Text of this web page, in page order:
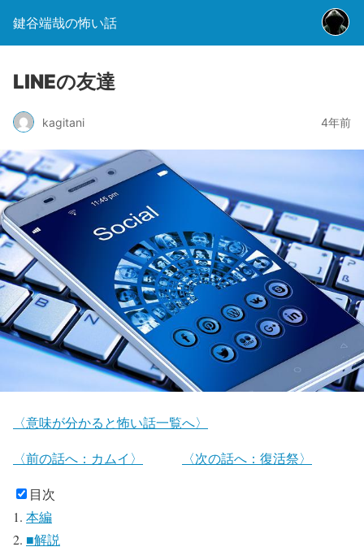
鍵谷端哉の怖い話
LINEの友達
kagitani 4年前
〈意味が分かると怖い話一覧へ〉
〈前の話へ：カムイ〉 〈次の話へ：復活祭〉
目次
本編
■解説